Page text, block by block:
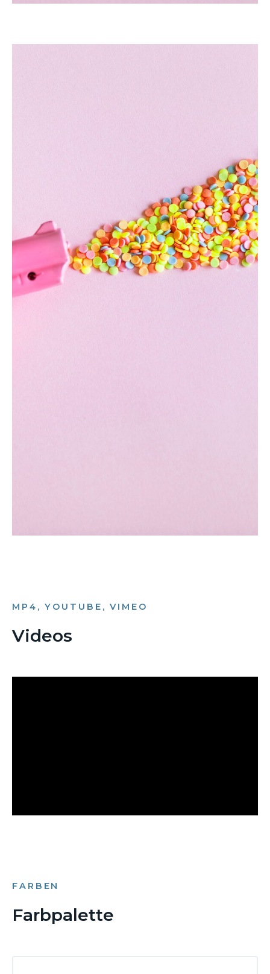
MP4, YOUTUBE, VIMEO
Videos
FARBEN
Farbpalette